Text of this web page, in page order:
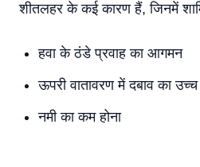
शीतलहर के कई कारण हैं, जिनमें
हवा के ठंडे प्रवाह का आगमन
ऊपरी वातावरण में दबाव का उच्च
नमी का कम होना